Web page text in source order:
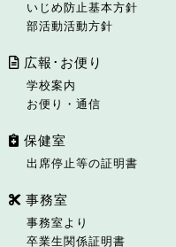
いじめ防止基本方針
部活動活動方針
広報･お便り
学校案内
お便り・通信
保健室
出席停止等の証明書
事務室
事務室より
卒業生関係証明書